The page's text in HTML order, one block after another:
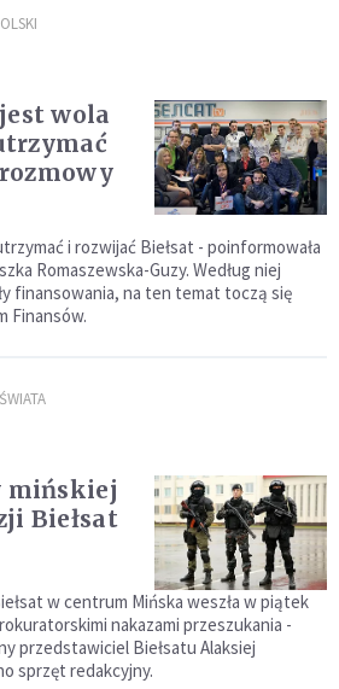
wola
i rozwijać Biełsat - poinformowała
Romaszewska-Guzy. Według niej
finansowania, na ten temat toczą się
Finansów.
mińskiej
Biełsat
w centrum Mińska weszła w piątek
nakazami przeszukania -
przedstawiciel Biełsatu Alaksiej
sprzęt redakcyjny.